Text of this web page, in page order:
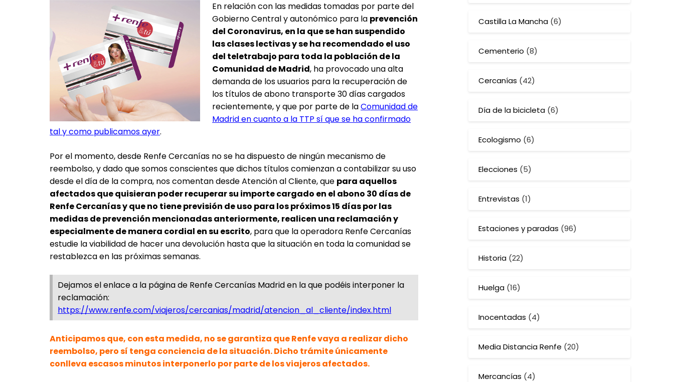
En relación con las medidas tomadas por parte del
Gobierno Central y autonómico para la prevención
del Coronavirus, en la que se han suspendido
las clases lectivas y se ha recomendado el uso
del teletrabajo para toda la población de la
Comunidad de Madrid, ha provocado una alta
demanda de los usuarios para la recuperación de
los títulos de abono transporte 30 días cargados
recientemente, y que por parte de laComunidad de
Madrid en cuanto a la TTP sí que se ha confirmado
tal y como publicamos ayer.
Por el momento, desde Renfe Cercanías no se ha dispuesto de ningún mecanismo de
reembolso, y dado que somos conscientes que dichos títulos comienzan a contabilizar su uso
desde el día de la compra, nos comentan desde Atención al Cliente, que para aquellos
afectados que quisieran poder recuperar su importe cargado en el abono 30 días de
Renfe Cercanías y que no tiene previsión de uso para los próximos 15 días por las
medidas de prevención mencionadas anteriormente, realicen una reclamación y
especialmente de manera cordial en su escrito, para que la operadora Renfe Cercanías
estudie la viabilidad de hacer una devolución hasta que la situación en toda la comunidad se
restablezca en las próximas semanas.
Dejamos el enlace a la página de Renfe Cercanías Madrid en la que podéis interponer la
reclamación:
https://www.renfe.com/viajeros/cercanias/madrid/atencion_al_cliente/index.html
Anticipamos que, con esta medida, no se garantiza que Renfe vaya a realizar dicho
reembolso, pero sí tenga conciencia de la situación. Dicho trámite únicamente
conlleva escasos minutos interponerlo por parte de los viajeros afectados.
Castilla La Mancha(6)
Cementerio (8)
Cercanías (42)
Día de la bicicleta(6)
Ecologismo (6)
Elecciones (5)
Entrevistas (1)
Estaciones y paradas (96)
Historia(22)
Huelga(16)
Inocentadas (4)
Media Distancia Renfe (20)
Mercancías (4)